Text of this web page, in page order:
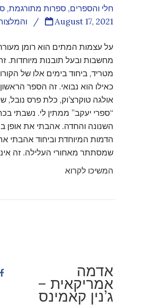
חלי והספרים, ספרות מתורגמת,
/ August 17, 2021
על עצמות המתים הוא רומן
מחשבות ובעל תובנות מיוחדות.
מטריד, ביחוד בימים אלו של
כאילו הוא נבואי. זה הספר
אולגה טוקרצ’וק, כלת פרס נובל,
“ספרי יעקב” ממתין לי. נשבתי
השנונה והחדה. אהבתי את אופן
הדמות המיוחדת וביחוד אהבתי
שמסתתר מאחורי העלילה. זה
המשיכו לקרוא
אדמה
אמריקאית –
ג’נין קאמינס